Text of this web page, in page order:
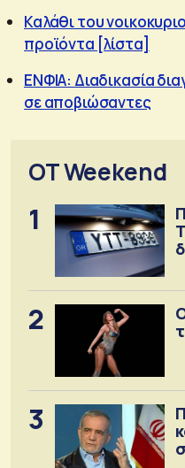
Καλάθι του
προϊόντα [λίστα]
ΕΝΦΙΑ: Διαδικασία
σε αποβιώσαντες
OT Weekend
1
2
3